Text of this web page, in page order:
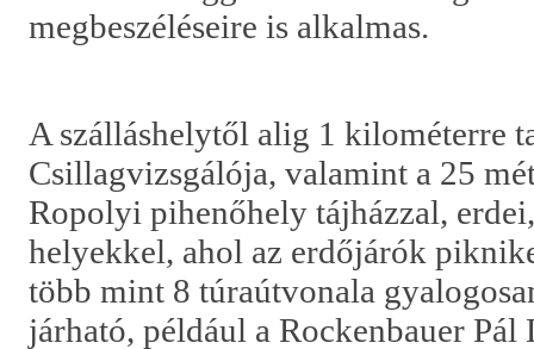
megbeszéléseire is alkalmas.
A szálláshelytől alig 1 kilométerre
Csillagvizsgálója, valamint a 25
Ropolyi pihenőhely tájházzal,
helyekkel, ahol az erdőjárók
több mint 8 túraútvonala
járható, például a Rockenbauer